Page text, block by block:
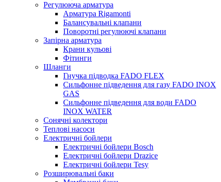
Регулююча арматура
Арматура Rigamonti
Балансувальні клапани
Поворотні регулюючі клапани
Запірна арматура
Крани кульові
Фітинги
Шланги
Гнучка підводка FADO FLEX
Сильфонне підведення для газу FADO INOX
GAS
Сильфонне підведення для води FADO
INOX WATER
Сонячні колектори
Теплові насоси
Електричні бойлери
Електричні бойлери Bosch
Електричні бойлери Drazice
Електричні бойлери Tesy
Розширювальні баки